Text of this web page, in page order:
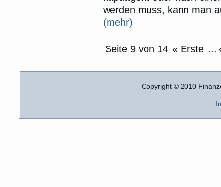
werden muss, kann man
(mehr)
Seite 9 von 14 « Erste ...
Copyright © 2010